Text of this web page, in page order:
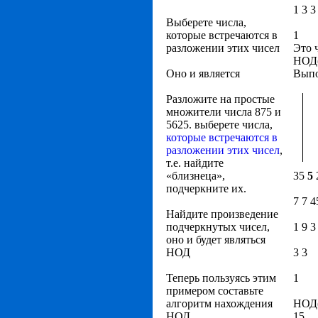
Выберете числа,
которые встречаются в
разложении этих чисел
Оно и является
Разложите на простые
множители числа 875 и
5625. выберете числа,
которые встречаются в
разложении этих чисел,
т.е. найдите
«близнеца»,
подчеркните их.
Найдите произведение
подчеркнутых чисел,
оно и будет являться
НОД
Теперь пользуясь этим
примером составьте
алгоритм нахождения
1 3 3
1
Это
35 5
7 7
1 9 3
3 3
1